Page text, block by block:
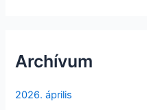
Archívum
2026. április